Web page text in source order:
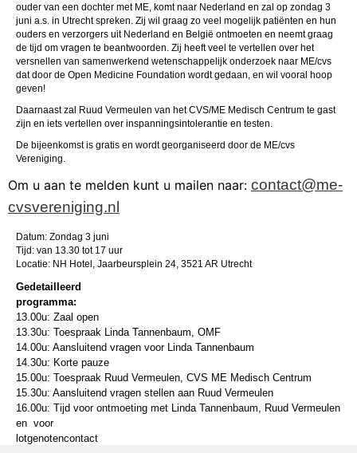
ouder van een dochter met ME, komt naar Nederland en zal op zondag 3
juni a.s. in Utrecht spreken. Zij wil graag zo veel mogelijk patiënten en hun
ouders en verzorgers uit Nederland en België ontmoeten en neemt graag
de tijd om vragen te beantwoorden. Zij heeft veel te vertellen over het
versnellen van samenwerkend wetenschappelijk onderzoek naar ME/cvs
dat door de Open Medicine Foundation wordt gedaan, en wil vooral hoop
geven!
Daarnaast zal Ruud Vermeulen van het CVS/ME Medisch Centrum te gast
zijn en iets vertellen over inspanningsintolerantie en testen.
De bijeenkomst is gratis en wordt georganiseerd door de ME/cvs
Vereniging.
Om u aan te melden kunt u mailen naar: contact@me-
cvsvereniging.nl
Datum: Zondag 3 juni
Tijd: van 13.30 tot 17 uur
Locatie: NH Hotel, Jaarbeursplein 24, 3521 AR Utrecht
Gedetailleerd
programma:
13.00u: Zaal open
13.30u: Toespraak Linda Tannenbaum, OMF
14.00u: Aansluitend vragen voor Linda Tannenbaum
14.30u: Korte pauze
15.00u: Toespraak Ruud Vermeulen, CVS ME Medisch Centrum
15.30u: Aansluitend vragen stellen aan Ruud Vermeulen
16.00u: Tijd voor ontmoeting met Linda Tannenbaum, Ruud Vermeulen
en voor
lotgenotencontact